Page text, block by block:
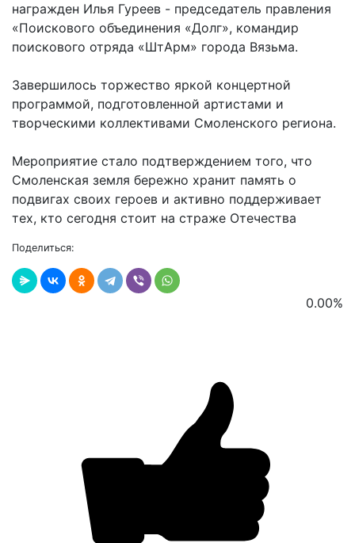
награжден Илья Гуреев - председатель правления
«Поискового объединения «Долг», командир
поискового отряда «ШтАрм» города Вязьма.
Завершилось торжество яркой концертной
программой, подготовленной артистами и
творческими коллективами Смоленского региона.
Мероприятие стало подтверждением того, что
Смоленская земля бережно хранит память о
подвигах своих героев и активно поддерживает
тех, кто сегодня стоит на страже Отечества
Поделиться:
0.00%